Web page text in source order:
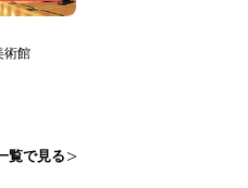
術館
覧で見る